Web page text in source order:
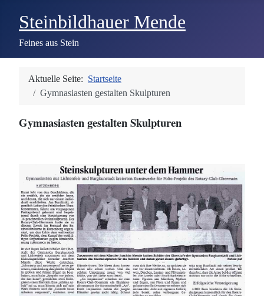
Steinbildhauer Mende
Feines aus Stein
Aktuelle Seite: Startseite
Gymnasiasten gestalten Skulpturen
Gymnasiasten gestalten Skulpturen